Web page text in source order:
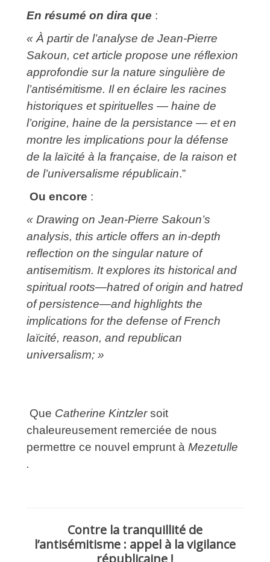
En résumé on dira que :
« À partir de l’analyse de Jean‑Pierre
Sakoun, cet article propose une réflexion
approfondie sur la nature singulière de
l’antisémitisme. Il en éclaire les racines
historiques et spirituelles — haine de
l’origine, haine de la persistance — et en
montre les implications pour la défense
de la laïcité à la française, de la raison et
de l’universalisme républicain.”
Ou encore :
« Drawing on Jean‑Pierre Sakoun’s
analysis, this article offers an in‑depth
reflection on the singular nature of
antisemitism. It explores its historical and
spiritual roots—hatred of origin and hatred
of persistence—and highlights the
implications for the defense of French
laïcité, reason, and republican
universalism; »
Que Catherine Kintzler soit
chaleureusement remerciée de nous
permettre ce nouvel emprunt à Mezetulle
.
Contre la tranquillité de
l’antisémitisme : appel à la vigilance
républicaine !